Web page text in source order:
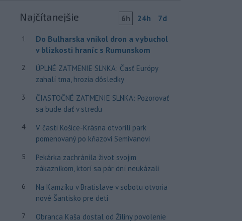
Najčítanejšie 6h 24h 7d
1
Do Bulharska vnikol dron a vybuchol
v blízkosti hraníc s Rumunskom
2
ÚPLNÉ ZATMENIE SLNKA: Časť Európy
zahalí tma, hrozia dôsledky
3
ČIASTOČNÉ ZATMENIE SLNKA: Pozorovať
sa bude dať v stredu
4
V časti Košice-Krásna otvorili park
pomenovaný po kňazovi Semivanovi
5
Pekárka zachránila život svojim
zákazníkom, ktorí sa pár dní neukázali
6
Na Kamzíku v Bratislave v sobotu otvoria
nové Šantisko pre deti
7
Obranca Kaša dostal od Žiliny povolenie